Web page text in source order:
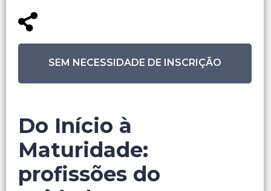
SEM NECESSIDADE DE INSCRIÇÃO
Do Início à
Maturidade:
profissões do